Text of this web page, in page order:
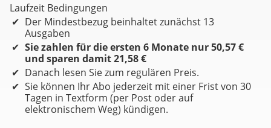
Laufzeit Bedingungen
Der Mindestbezug beinhaltet zunächst 13
Ausgaben
Sie zahlen für die ersten 6 Monate nur 50,57 €
und sparen damit 21,58 €
Danach lesen Sie zum regulären Preis.
Sie können Ihr Abo jederzeit mit einer Frist von 30
Tagen in Textform (per Post oder auf
elektronischem Weg) kündigen.